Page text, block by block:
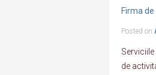
Firma
Posted on
de